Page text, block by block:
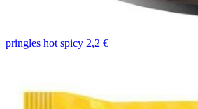
pringles hot spicy 2,2 €